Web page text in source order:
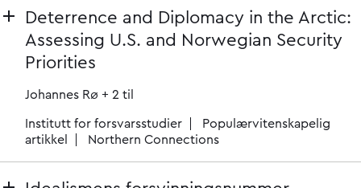
Deterrence and Diplomacy in the Arctic:
Assessing U.S. and Norwegian Security
Priorities
Johannes Rø + 2 til
Institutt for forsvarsstudier
Populærvitenskapelig
artikkel
Northern Connections